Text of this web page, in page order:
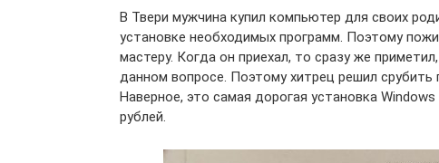
В Твери мужчина купил компьютер для своих
установке необходимых программ. Поэтому
мастеру. Когда он приехал, то сразу же
данном вопросе. Поэтому хитрец решил
Наверное, это самая дорогая установка
рублей.